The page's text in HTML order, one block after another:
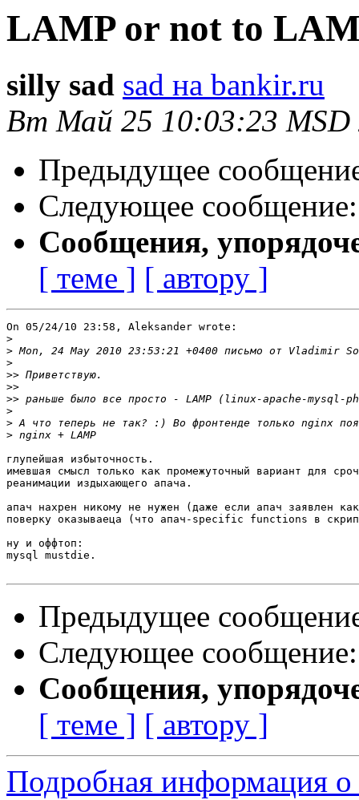
LAMP or not to
silly sad sad на bankir.ru
Вт Май 25 10:03:23 MSD
Предыдущее
Следующее
Сообщения,
[ теме ] [ автору ]
On 05/24/10 23:58, Aleksander wrote:
>
> Mon, 24 May 2010 23:53:21 +0400 письмо от Vladimir
>
>>
>>
>>
>
>
>
глупейшая избыточность.
имевшая смысл только как промежуточный вариант для
реанимации издыхающего апача.
апач нахрен никому не нужен (даже если апач заявлен
поверку оказываеца (что апач-specific functions в
ну и оффтоп:
mysql mustdie.
Предыдущее
Следующее
Сообщения,
[ теме ] [ автору ]
Подробная информация